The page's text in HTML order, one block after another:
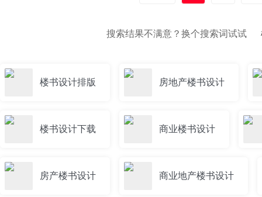
搜索结果不满意？换个搜索词试试
楼书设计排版 房地产楼书设计
楼书设计下载 商业楼书设计
房产楼书设计 商业地产楼书设计